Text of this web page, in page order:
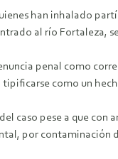
han inhalado
al río Fortaleza,
penal como
como un
caso pese a que con
por